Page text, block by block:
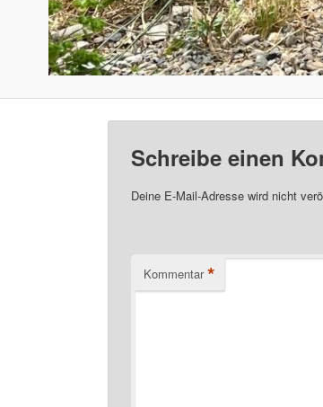
Schreibe einen
Deine E-Mail-Adresse wird nicht
Kommentar *